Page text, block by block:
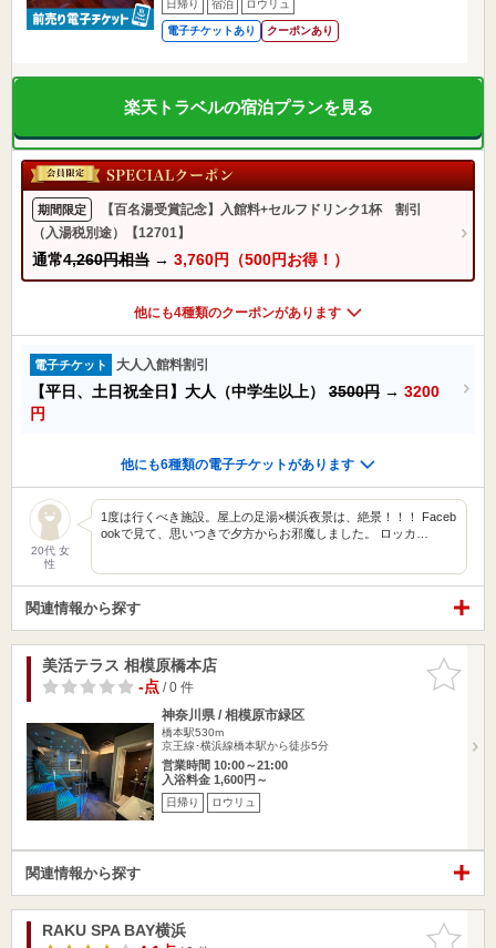
日帰り 宿泊 ロウリュ
電子チケットあり クーポンあり
楽天トラベルの宿泊プランを見る
期間限定
【百名湯受賞記念】入館料+セルフドリンク1杯 割引
（入湯税別途）【12701】
通常4,260円相当 → 3,760円（500円お得！）
他にも4種類のクーポンがあります
電子チケット 大人入館料割引
【平日、土日祝全日】大人（中学生以上） 3500円 → 3200
円
他にも6種類の電子チケットがあります
20代 女
性
1度は行くべき施設。屋上の足湯×横浜夜景は、絶景！！！ Faceb
ookで見て、思いつきで夕方からお邪魔しました。 ロッカ…
関連情報から探す
お気に入
りに追加
美活テラス 相模原橋本店
-点/ 0 件
神奈川県 / 相模原市緑区
橋本駅530m
京王線･横浜線橋本駅から徒歩5分
営業時間 10:00～21:00
入浴料金 1,600円～
日帰り ロウリュ
関連情報から探す
お気に入
RAKU SPA BAY横浜